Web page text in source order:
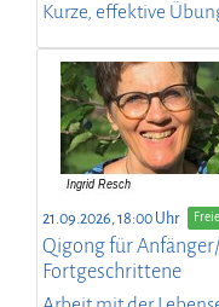
Kurze, effektive
21.09.2026, 18:00 Uhr
Qigong für
Fortgeschrittene